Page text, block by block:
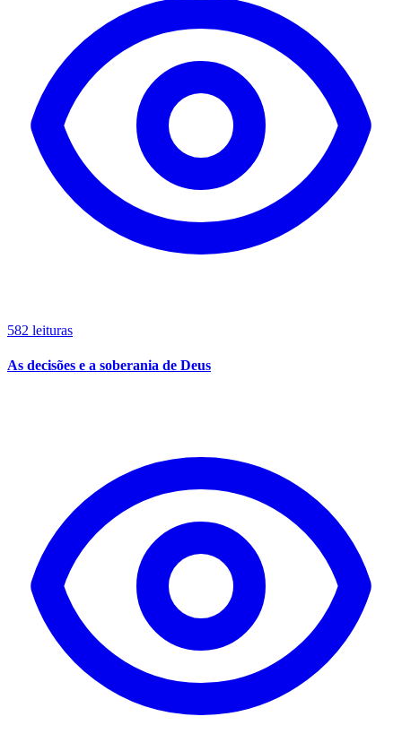
582 leituras
As decisões e a soberania de Deus